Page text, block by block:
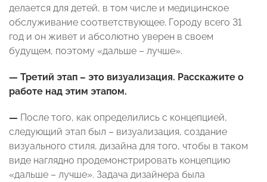
делается для детей, в том числе и медицинское
обслуживание соответствующее. Городу всего 31
год и он живет и абсолютно уверен в своем
будущем, поэтому «дальше – лучше».
— Третий этап – это визуализация. Расскажите о
работе над этим этапом.
— После того, как определились с концепцией,
следующий этап был – визуализация, создание
визуального стиля, дизайна для того, чтобы в таком
виде наглядно продемонстрировать концепцию
«дальше – лучше». Задача дизайнера была